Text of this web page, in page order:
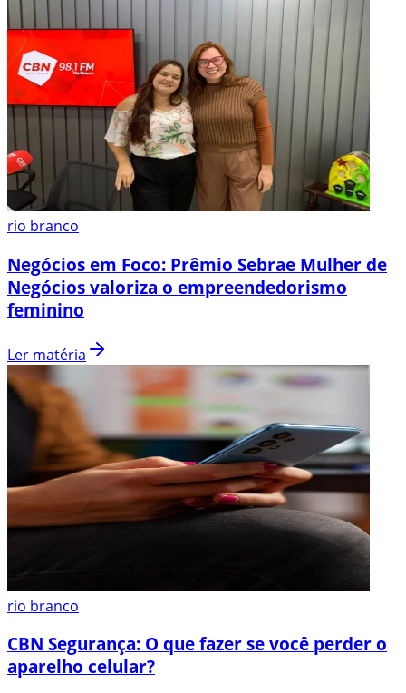
rio branco
Negócios em Foco: Prêmio Sebrae Mulher de
Negócios valoriza o empreendedorismo
feminino
Ler matéria
rio branco
CBN Segurança: O que fazer se você perder o
aparelho celular?